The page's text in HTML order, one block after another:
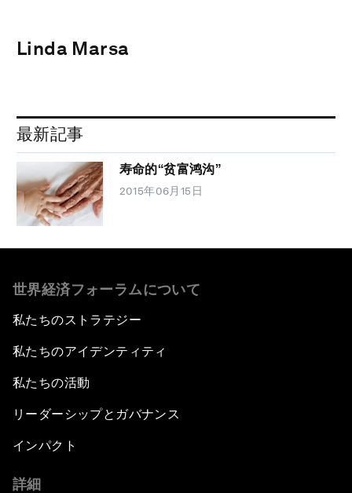
Linda Marsa
最新記事
寿命的“贫富鸿沟”
2015年06月15日
世界経済フォーラムについて
私たちのストラテジー
私たちのアイデンティティ
私たちの活動
リーダーシップとガバナンス
インパクト
詳細